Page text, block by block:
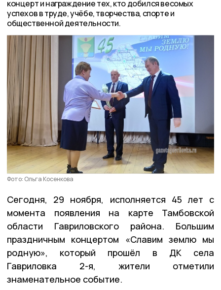
концерт и награждение тех, кто добился весомых
успехов в труде, учёбе, творчества, спорте и
общественной деятельности.
Фото: Ольга Косенкова
Сегодня, 29 ноября, исполняется 45 лет с
момента появления на карте Тамбовской
области Гавриловского района. Большим
праздничным концертом «Славим землю мы
родную», который прошёл в ДК села
Гавриловка 2-я, жители отметили
знаменательное событие.